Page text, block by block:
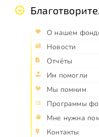
О нашем
Новости
Отчёты
Им помогли
Мы помним
Программы
Мне нужна
Контакты